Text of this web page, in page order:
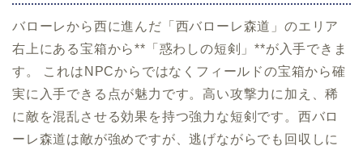
バローレから西に進んだ「西バローレ森道」のエリア
右上にある宝箱から**「惑わしの短剣」**が入手できま
す。 これはNPCからではなくフィールドの宝箱から確
実に入手できる点が魅力です。高い攻撃力に加え、稀
に敵を混乱させる効果を持つ強力な短剣です。西バロ
ーレ森道は敵が強めですが、逃げながらでも回収しに